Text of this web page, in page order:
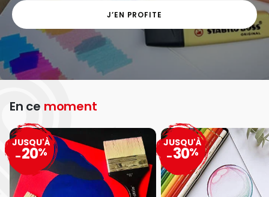
J’EN PROFITE
En ce moment
JUSQU'À
-20%
JUSQU'À
-30%